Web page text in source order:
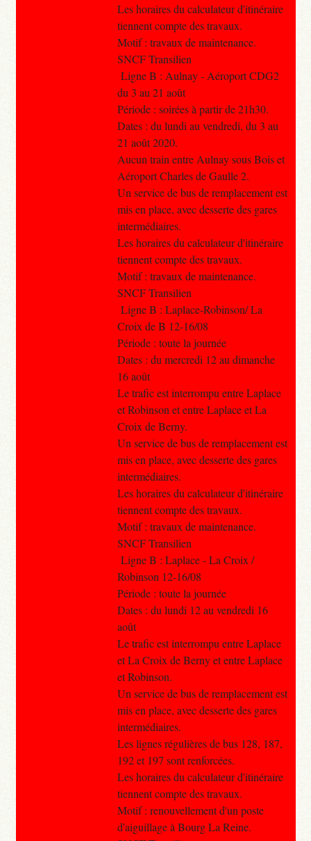
Les horaires du calculateur d'itinéraire
tiennent compte des travaux.
Motif : travaux de maintenance.
SNCF Transilien
Ligne B : Aulnay - Aéroport CDG2
du 3 au 21 août
Période : soirées à partir de 21h30.
Dates : du lundi au vendredi, du 3 au
21 août 2020.
Aucun train entre Aulnay sous Bois et
Aéroport Charles de Gaulle 2.
Un service de bus de remplacement est
mis en place, avec desserte des gares
intermédiaires.
Les horaires du calculateur d'itinéraire
tiennent compte des travaux.
Motif : travaux de maintenance.
SNCF Transilien
Ligne B : Laplace-Robinson/ La
Croix de B 12-16/08
Période : toute la journée
Dates : du mercredi 12 au dimanche
16 août
Le trafic est interrompu entre Laplace
et Robinson et entre Laplace et La
Croix de Berny.
Un service de bus de remplacement est
mis en place, avec desserte des gares
intermédiaires.
Les horaires du calculateur d'itinéraire
tiennent compte des travaux.
Motif : travaux de maintenance.
SNCF Transilien
Ligne B : Laplace - La Croix /
Robinson 12-16/08
Période : toute la journée
Dates : du lundi 12 au vendredi 16
août
Le trafic est interrompu entre Laplace
et La Croix de Berny et entre Laplace
et Robinson.
Un service de bus de remplacement est
mis en place, avec desserte des gares
intermédiaires.
Les lignes régulières de bus 128, 187,
192 et 197 sont renforcées.
Les horaires du calculateur d'itinéraire
tiennent compte des travaux.
Motif : renouvellement d'un poste
d'aiguillage à Bourg La Reine.